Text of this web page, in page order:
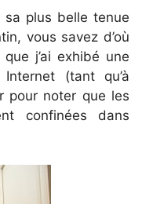
sa plus belle tenue
vous savez d’où
j’ai exhibé une
(tant qu’à
pour noter que les
confinées dans